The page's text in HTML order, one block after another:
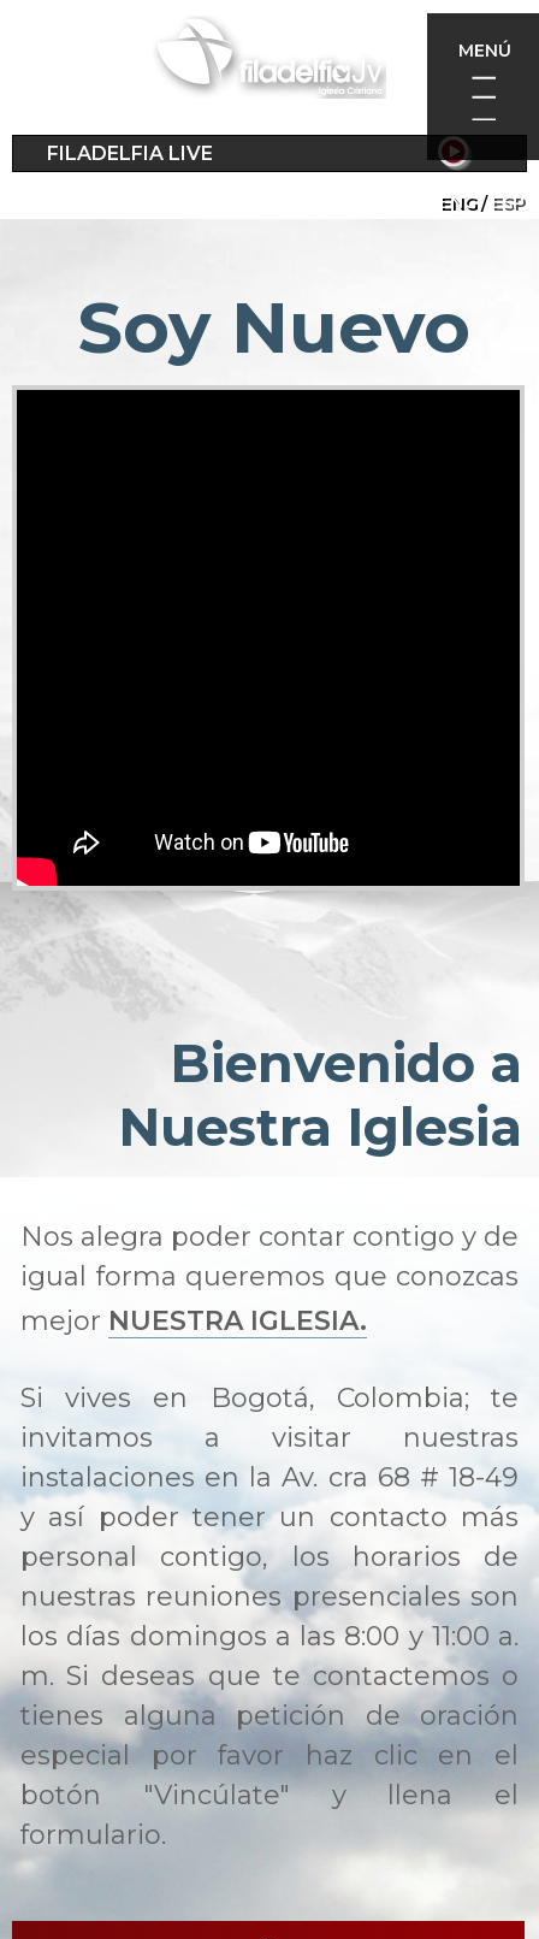
FILADELFIA LIVE
ENG ESP
MENÚ
Soy Nuevo
Bienvenido a
Nuestra Iglesia
Nos alegra poder contar contigo y de
igual forma queremos que conozcas
mejor NUESTRA IGLESIA.
Si vives en Bogotá, Colombia; te
invitamos a visitar nuestras
instalaciones en la Av. cra 68 # 18-49
y así poder tener un contacto más
personal contigo, los horarios de
nuestras reuniones presenciales son
los días domingos a las 8:00 y 11:00 a.
m. Si deseas que te contactemos o
tienes alguna petición de oración
especial por favor haz clic en el
botón "Vincúlate" y llena el
formulario.